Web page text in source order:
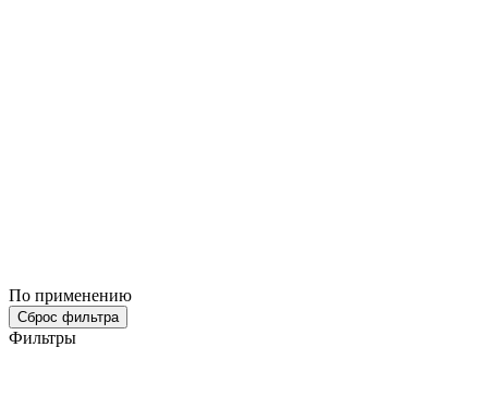
По применению
Сброс фильтра
Фильтры